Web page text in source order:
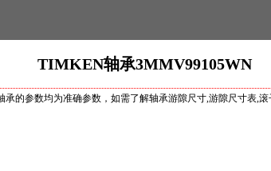
TIMKEN轴承3MMV99105WN
的参数均为准确参数，如需了解轴承游隙尺寸,游隙尺寸表,